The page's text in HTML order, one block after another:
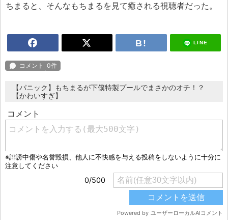
ちまると、そんなもちまるを見て癒される視聴者だった。
LINE
【パニック】もちまるが下僕特製プールでまさかのオチ！？
【かわいすぎ】